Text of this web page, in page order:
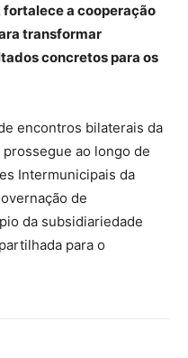
a cooperação
transformar
concretos para os
encontros bilaterais da
ao longo de
Intermunicipais da
de
da subsidiariedade
para o